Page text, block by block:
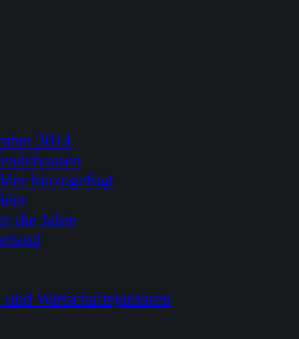
2014
hinzugefügt
die Jahre
Wirtschaftsjunioren